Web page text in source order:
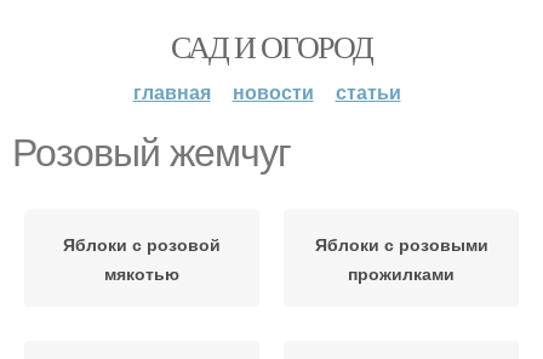
САД И ОГОРОД
главная новости статьи
Розовый жемчуг
Яблоки с розовой
мякотью
Яблоки с розовыми
прожилками